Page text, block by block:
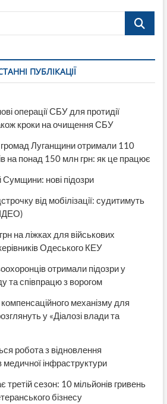
Поиск…
ПУБЛІКАЦІЇ
операції СБУ для протидії
кроки на очищення СБУ
Луганщини отримали 110
на понад 150 млн грн: як це працює
Сумщини: нові підозри
від мобілізації: судитимуть
на ліжках для військових
Одеського КЕУ
отримали підозри у
та співпрацю з ворогом
механізму для
у «Діалозі влади та
робота з відновлення
медичної інфраструктури
третій сезон: 10 мільйонів гривень
бізнесу